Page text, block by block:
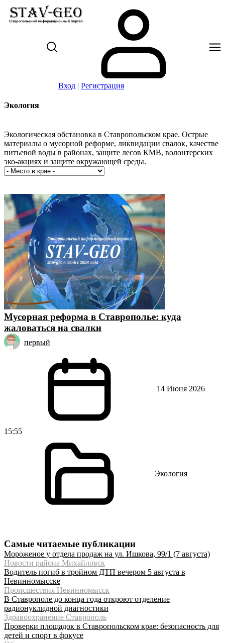
Вход | Регистрация
Экология
Экологическая обстановка в Ставропольском крае. Острые
материалы о мусорной реформе, ликвидации свалок, качестве
питьевой воды в районах, защите лесов КМВ, волонтерских
эко-акциях и защите окружающей среды.
Мусорная реформа в Ставрополье: куда
жаловаться на свалки
первый
14 Июня 2026
15:55
Экология
Самые читаемые публикации
Мороженое у отдела продаж на ул. Ишкова, 99/1 (7 августа)
Новости района Михайловск
Водитель погиб в тройном ДТП вечером 5 августа в
Невинномысске
Происшествия Невинномысск
В Ставрополе до конца года откроют отделение
радионуклидной диагностики
Здравоохранение Ставрополь
Проверки площадок в Ставропольском крае: безопасность для
детей и спорт в фокусе